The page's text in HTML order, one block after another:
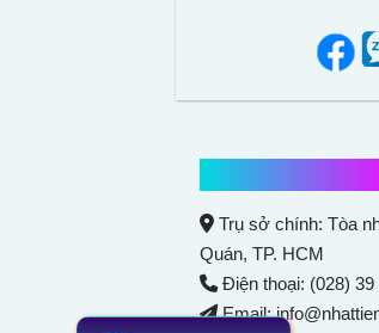
Trụ sở chính: Tòa
Quán, TP. HCM
Điện thoại: (028) 39
Email: